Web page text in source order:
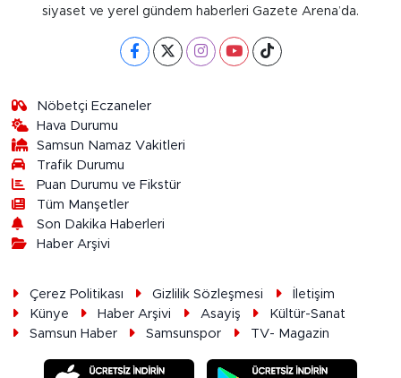
siyaset ve yerel gündem haberleri Gazete Arena’da.
Nöbetçi Eczaneler
Hava Durumu
Samsun Namaz Vakitleri
Trafik Durumu
Puan Durumu ve Fikstür
Tüm Manşetler
Son Dakika Haberleri
Haber Arşivi
Çerez Politikası Gizlilik Sözleşmesi
İletişim
Künye
Haber Arşivi Asayiş
Kültür-Sanat
Samsun Haber
Samsunspor TV- Magazin